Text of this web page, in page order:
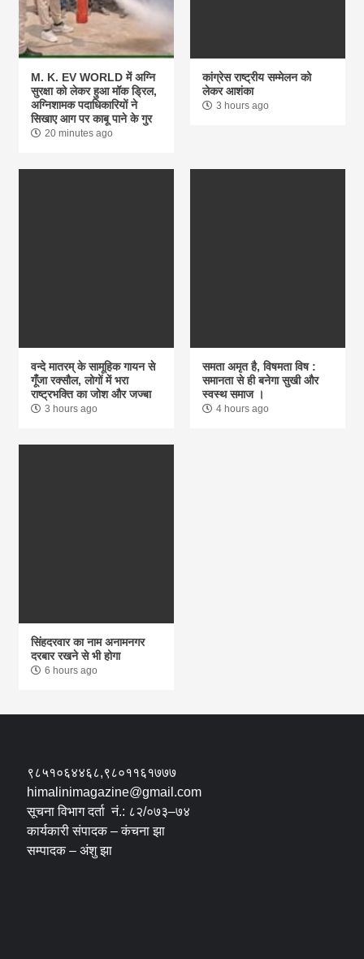
M. K. EV WORLD में अग्नि
सुरक्षा को लेकर हुआ मॉक ड्रिल,
अग्निशामक पदाधिकारियों ने
सिखाए आग पर काबू पाने के गुर
20 minutes ago
कांग्रेस राष्ट्रीय सम्मेलन को
लेकर आशंका
3 hours ago
वन्दे मातरम् के सामूहिक गायन से
गूंँजा रक्सौल, लोगों में भरा
राष्ट्रभक्ति का जोश और जज्बा
3 hours ago
समता अमृत है, विषमता विष :
समानता से ही बनेगा सुखी और
स्वस्थ समाज ।
4 hours ago
सिंहदरवार का नाम अनामनगर
दरबार रखने से भी होगा
6 hours ago
९८५१०६४४६८,९८०११६१७७७
himalinimagazine@gmail.com
सूचना विभाग दर्ता नं.: ८२/०७३–७४
कार्यकारी संपादक – कंचना झा
सम्पादक – अंशु झा